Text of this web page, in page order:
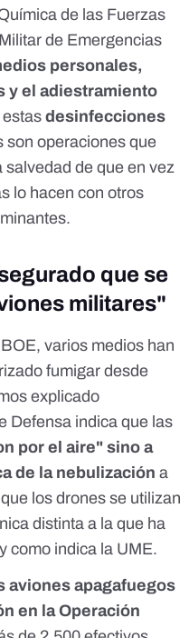
de las Fuerzas
de Emergencias
personales,
y el adiestramiento
estas desinfecciones
son operaciones que
de que en vez
lo hacen con otros
que se
militares"
varios medios han
fumigar desde
explicado
Defensa indica que las
por el aire" sino a
de la nebulización a
los drones se utilizan
distinta a la que ha
como indica la UME.
aviones apagafuegos
en la Operación